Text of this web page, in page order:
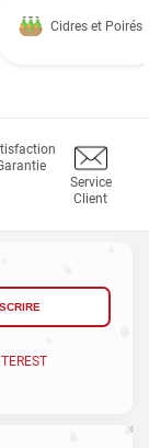
Cidres et Poirés
Service
Client